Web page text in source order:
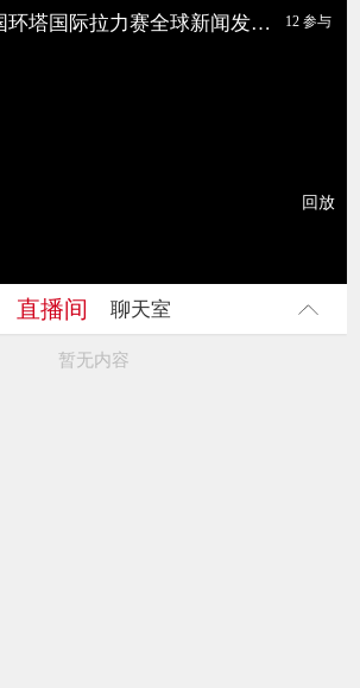
回放
塔国际拉力赛全球新闻发布会 12 参与
直播间 聊天室
暂无内容